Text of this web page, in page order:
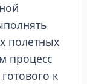
полетных
процесс
к